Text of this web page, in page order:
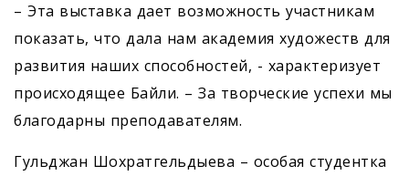
– Эта выставка дает возможность участникам
показать, что дала нам академия художеств для
развития наших способностей, - характеризует
происходящее Байли. – За творческие успехи мы
благодарны преподавателям.
Гульджан Шохратгельдыева – особая студентка